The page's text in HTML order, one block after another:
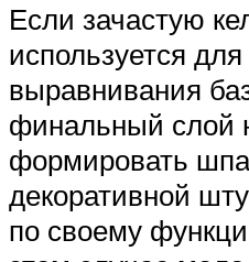
Если зачастую
используется
выравнивания
финальный слой
формировать
декоративной
по своему